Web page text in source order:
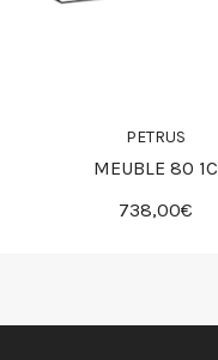
PETRUS
MEUBLE 80 1C
738,00€